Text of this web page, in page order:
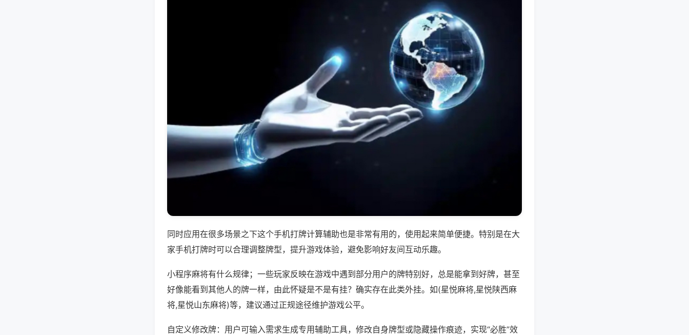
同时应用在很多场景之下这个手机打牌计算辅助也是非常有用的，使用起来简单便捷。特别是在大
家手机打牌时可以合理调整牌型，提升游戏体验，避免影响好友间互动乐趣。
小程序麻将有什么规律；一些玩家反映在游戏中遇到部分用户的牌特别好，总是能拿到好牌，甚至
好像能看到其他人的牌一样，由此怀疑是不是有挂？确实存在此类外挂。如(星悦麻将,星悦陕西麻
将,星悦山东麻将)等，建议通过正规途径维护游戏公平。
自定义修改牌：用户可输入需求生成专用辅助工具，修改自身牌型或隐藏操作痕迹，实现“必胜”效